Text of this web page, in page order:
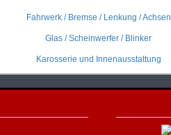
Fahrwerk / Bremse / Lenkung / Achsen
Glas / Scheinwerfer / Blinker
Karosserie und Innenausstattung